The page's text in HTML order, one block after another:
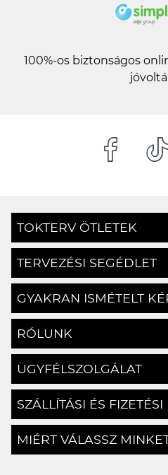
100%-os biztonságos
TOKTERV ÖTLETEK
TERVEZÉSI SEGÉDLET
GYAKRAN ISMÉTELT
RÓLUNK
ÜGYFÉLSZOLGÁLAT
SZÁLLÍTÁSI ÉS
MIÉRT VÁLASSZ